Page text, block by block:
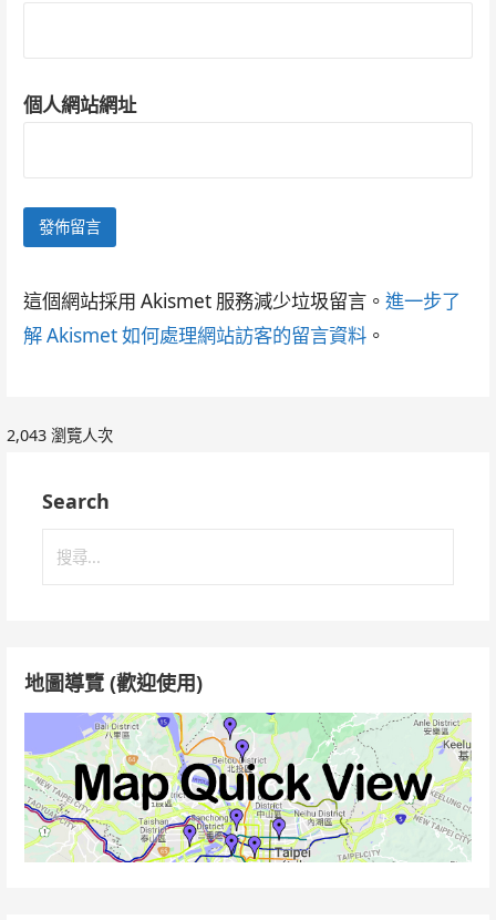
個人網站網址
這個網站採用 Akismet 服務減少垃圾留言。 進一步了
解 Akismet 如何處理網站訪客的留言資料。
2,043 瀏覽人次
Search
地圖導覽 (歡迎使用)